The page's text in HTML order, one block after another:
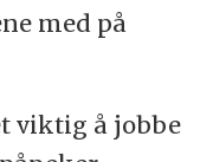
med på
viktig å jobbe